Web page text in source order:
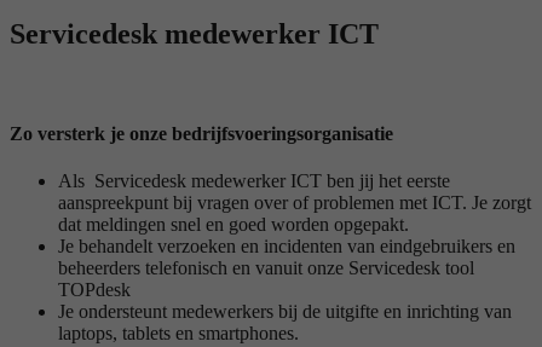
Servicedesk medewerker ICT
Zo versterk je onze bedrijfsvoeringsorganisatie
Als Servicedesk medewerker ICT ben jij het eerste
aanspreekpunt bij vragen over of problemen met ICT. Je zorgt
dat meldingen snel en goed worden opgepakt.
Je behandelt verzoeken en incidenten van eindgebruikers en
beheerders telefonisch en vanuit onze Servicedesk tool
TOPdesk
Je ondersteunt medewerkers bij de uitgifte en inrichting van
laptops, tablets en smartphones.